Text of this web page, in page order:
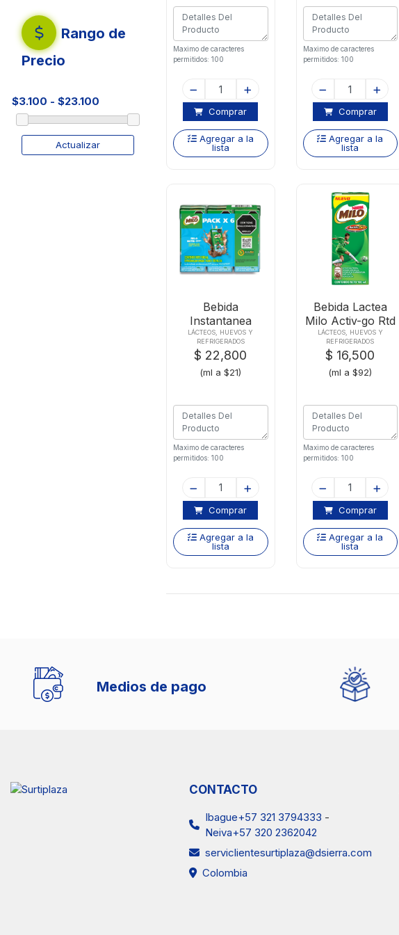
Rango de
Precio
Actualizar
Maximo de caracteres
permitidos: 100
Comprar
Agregar a la
lista
Maximo de caracteres
permitidos: 100
Comprar
Agregar a la
lista
Bebida
Instantanea
Milox6undx180ml
Act Menos
Azuca
LÁCTEOS, HUEVOS Y
REFRIGERADOS
$ 22,800
(ml a $21)
Maximo de caracteres
permitidos: 100
Comprar
Agregar a la
lista
Bebida Lactea
Milo Activ-go Rtd
X 180ml
LÁCTEOS, HUEVOS Y
REFRIGERADOS
$ 16,500
(ml a $92)
Maximo de caracteres
permitidos: 100
Comprar
Agregar a la
lista
Medios de pago
CONTACTO
Ibague+57 321 3794333 -
Neiva+57 320 2362042
serviclientesurtiplaza@dsierra.com
Colombia